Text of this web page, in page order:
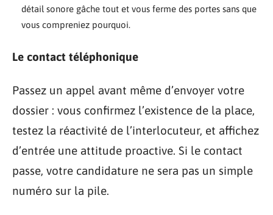
détail sonore gâche tout et vous ferme des portes sans que
vous compreniez pourquoi.
Le contact téléphonique
Passez un appel avant même d’envoyer votre
dossier : vous confirmez l’existence de la place,
testez la réactivité de l’interlocuteur, et affichez
d’entrée une attitude proactive. Si le contact
passe, votre candidature ne sera pas un simple
numéro sur la pile.